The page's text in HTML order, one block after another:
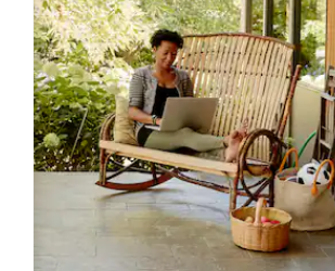
nach oben und unten oder erkunde